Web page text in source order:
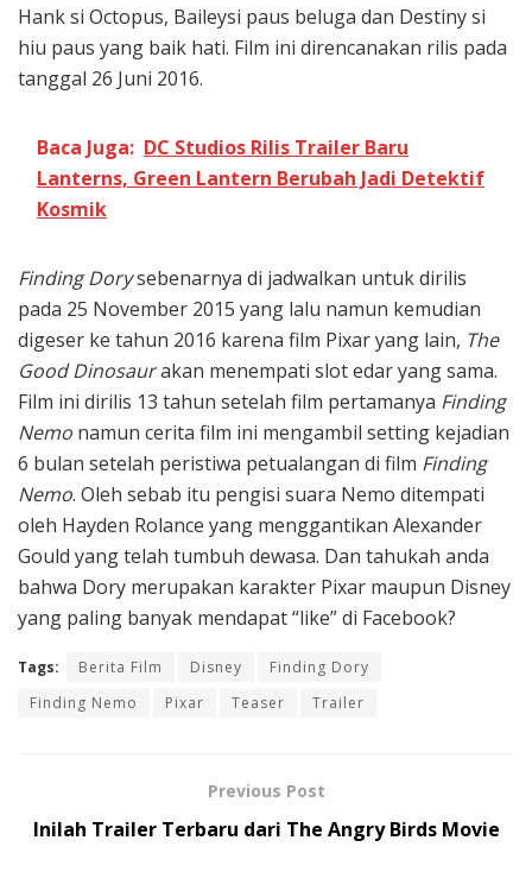
Hank si Octopus, Baileysi paus beluga dan Destiny si
hiu paus yang baik hati. Film ini direncanakan rilis pada
tanggal 26 Juni 2016.
Baca Juga: DC Studios Rilis Trailer Baru
Lanterns, Green Lantern Berubah Jadi Detektif
Kosmik
Finding Dorysebenarnya di jadwalkan untuk dirilis
pada 25 November 2015 yang lalu namun kemudian
digeser ke tahun 2016 karena film Pixar yang lain, The
Good Dinosaurakan menempati slot edar yang sama.
Film ini dirilis 13 tahun setelah film pertamanya Finding
Nemo namun cerita film ini mengambil setting kejadian
6 bulan setelah peristiwa petualangan di film Finding
Nemo. Oleh sebab itu pengisi suara Nemo ditempati
oleh Hayden Rolance yang menggantikan Alexander
Gould yang telah tumbuh dewasa. Dan tahukah anda
bahwa Dory merupakan karakter Pixar maupun Disney
yang paling banyak mendapat “like” di Facebook?
Tags: Berita Film Disney
Finding Dory
Finding Nemo
Pixar Teaser Trailer
Previous Post
Inilah Trailer Terbaru dari The Angry Birds Movie